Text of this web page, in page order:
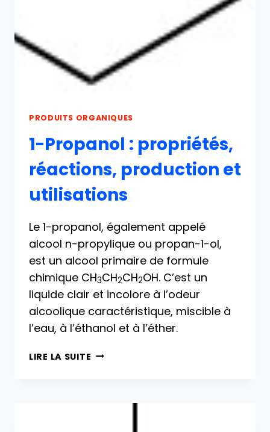
PRODUITS ORGANIQUES
1-Propanol : propriétés,
réactions, production et
utilisations
Le 1-propanol, également appelé
alcool n-propylique ou propan-1-ol,
est un alcool primaire de formule
chimique CH3CH2CH2OH. C’est un
liquide clair et incolore à l’odeur
alcoolique caractéristique, miscible à
l’eau, à l’éthanol et à l’éther.
LIRE LA SUITE 1-